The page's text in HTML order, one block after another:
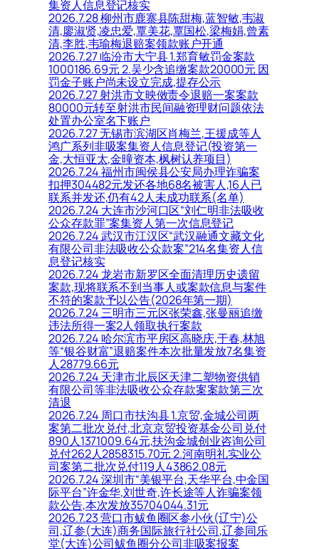
集资人信息登记核实
2026.7.28 柳州市鹿寨县陈甜梅,蓝智敏,韦淑
清,廖淑贤,凌忠爱,覃美花,覃国松,梁梅娟,曾素
清,李胜,韦瑜梅退赔案领款账户开通
2026.7.27 临汾市大宁县 1.郑育敏罚金案款
1000186.69元 2.吴少含追缴案款20000元 因
罚金子账户尚未设立完成,提存公示
2026.7.27 射洪市文映傚责令退赔一案案款
80000元转至射洪市民间融资理财问题依法
处置办公室名下账户
2026.7.27 无锡市滨湖区肖梅兰,王援成等人
鸿广系列非吸案集资人信息登记(投资第一
金,大恒亚太,金曈资本,枫树认养项目)
2026.7.24 福州市闽侯县公安局办理诈骗案
扣押304482元发还各地68名被害人,16人已
联系并发还,仍有42人未成功联系(名单)
2026.7.24 大连市沙河口区“刘仁明非法吸收
公众存款罪”案集资人第一次信息登记
2026.7.24 武汉市江汉区“武汉融通文藏文化
有限公司非法吸收公众款案”214名集资人信
息登记核实
2026.7.24 龙岩市新罗区全面清理历史遗留
案款,现将联系不到当事人或案款信息与案件
不符的案款予以公告(2026年第一期)
2026.7.24 三明市三元区张荣鑫,张曼丽追缴
违法所得一案2人领取执行案款
2026.7.24 哈尔滨市平房区高晓庆,于春,林旭
等“银谷财富”退赔案件本次批量发放7名集资
人28779.66元
2026.7.24 天津市北辰区天津二塑物资供销
有限公司等非法吸收公众存款案案款第三次
清退
2026.7.24 周口市扶沟县 1.京贸,金城公司两
案第二批次兑付,北京京贸投资基金公司兑付
890人1371009.64元,扶沟金城创业咨询公司
兑付262人2858315.70元 2.河南明礼实业公
司案第二批次兑付119人43862.08元
2026.7.24 深圳市“美银平台,天华平台,中金国
际平台”许金华,刘世奇,许长途等人诈骗案领
款公告,本次发放35704044.31元
2026.7.23 营口市鲅鱼圈区参小伙(辽宁)公
司,辽参(大连)商务国际旅行社公司,辽参同乐
堂(大连)公司鲅鱼圈分公司非吸案报案